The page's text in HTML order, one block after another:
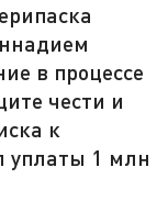
в процессе
чести и
к
уплаты 1 млн